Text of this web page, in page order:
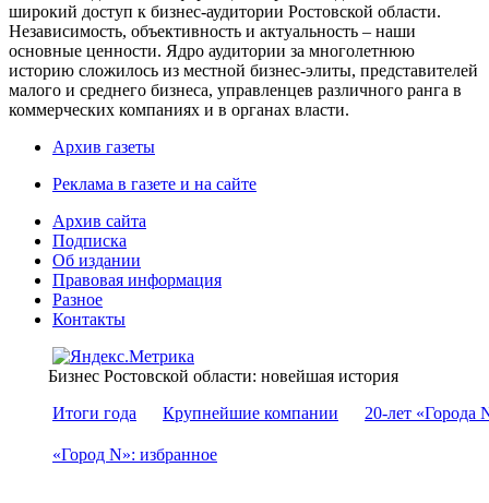
широкий доступ к бизнес-аудитории Ростовской области.
Независимость, объективность и актуальность – наши
основные ценности. Ядро аудитории за многолетнюю
историю сложилось из местной бизнес-элиты, представителей
малого и среднего бизнеса, управленцев различного ранга в
коммерческих компаниях и в органах власти.
Архив газеты
Реклама в газете и на сайте
Архив сайта
Подписка
Об издании
Правовая информация
Разное
Контакты
Бизнес Ростовской области: новейшая история
Итоги года
Крупнейшие компании 20-лет «Города
«Город N»: избранное